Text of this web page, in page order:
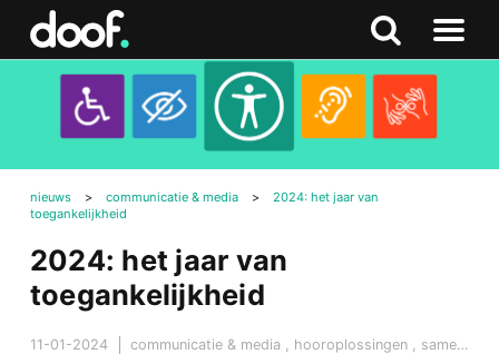
Zoeken
Naar
menu
nieuws > communicatie & media >
2024: het jaar van
toegankelijkheid
2024: het jaar van
toegankelijkheid
11-01-2024 communicatie & media hooroplossingen samenleving & maatschappij
Doof.nl
Zoeken
naar